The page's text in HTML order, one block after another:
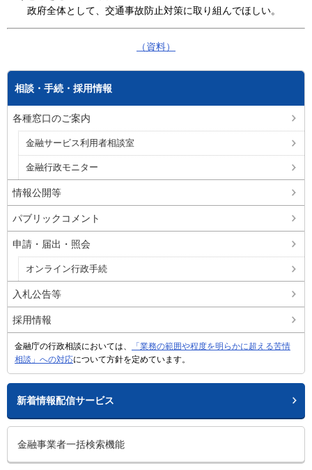
政府全体として、交通事故防止対策に取り組んでほしい。
（資料）
相談・手続・採用情報
各種窓口のご案内
金融サービス利用者相談室
金融行政モニター
情報公開等
パブリックコメント
申請・届出・照会
オンライン行政手続
入札公告等
採用情報
金融庁の行政相談においては、
「業務の範囲や程度を明らかに超える苦情
相談」への対応について方針を定めています。
新着情報配信サービス
金融事業者一括検索機能